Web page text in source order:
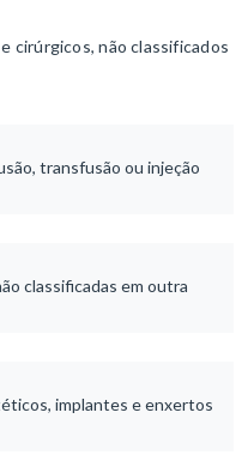
cirúrgicos, não classificados
transfusão ou injeção
classificadas em outra
implantes e enxertos